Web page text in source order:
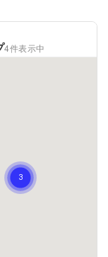
4件表示中